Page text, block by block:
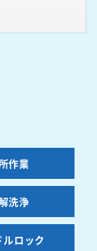
作業
洗浄
ルロック